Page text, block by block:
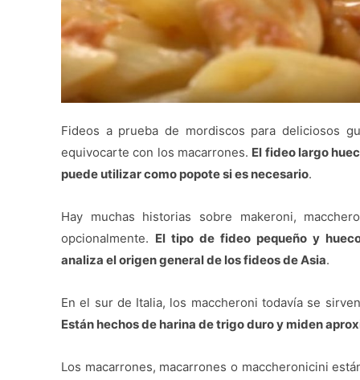
Fideos a prueba de mordiscos para deliciosos
equivocarte con los macarrones. El fideo largo
puede utilizar como popote si es necesario.
Hay muchas historias sobre makeroni,
opcionalmente. El tipo de fideo pequeño y
analiza el origen general de los fideos de Asia.
En el sur de Italia, los maccheroni todavía se
Están hechos de harina de trigo duro y miden
Los macarrones, macarrones o maccheronicini